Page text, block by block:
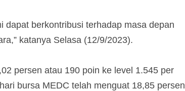
dapat berkontribusi terhadap masa depan
katanya Selasa (12/9/2023).
persen atau 190 poin ke level 1.545 per
bursa MEDC telah menguat 18,85 persen